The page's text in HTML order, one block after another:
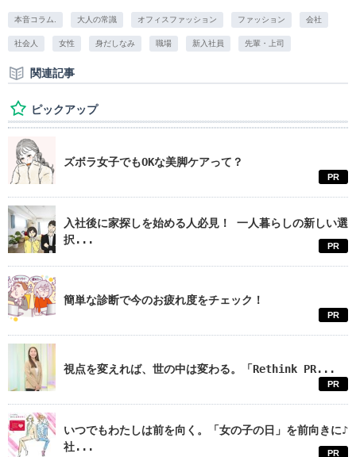
本音コラム. 大人の常識 オフィスファッション ファッション 会社
社会人 女性 身だしなみ 職場 新入社員 先輩・上司
関連記事
ピックアップ
ズボラ女子でもOKな美脚ケアって？
PR
入社後に家探しを始める人必見！ 一人暮らしの新しい選
択...
PR
簡単な診断で今のお疲れ度をチェック！
PR
視点を変えれば、世の中は変わる。「Rethink PR...
PR
いつでもわたしは前を向く。「女の子の日」を前向きに♪
社...
PR